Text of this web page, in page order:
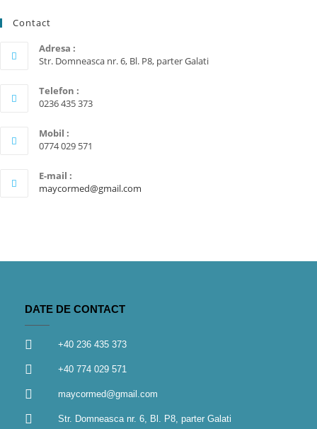
Contact
Adresa :
Str. Domneasca nr. 6, Bl. P8, parter Galati
Telefon :
0236 435 373
Mobil :
0774 029 571
E-mail :
maycormed@gmail.com
DATE DE CONTACT
+40 236 435 373
+40 774 029 571
maycormed@gmail.com
Str. Domneasca nr. 6, Bl. P8, parter Galati